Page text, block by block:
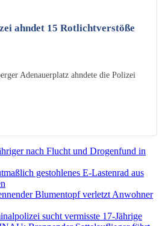
ahndet 15 Rotlichtverstöße
Adenauerplatz ahndete die Polizei
nach Flucht und Drogenfund in
gestohlenes E-Lastenrad aus
Blumentopf verletzt Anwohner
sucht vermisste 17-Jährige